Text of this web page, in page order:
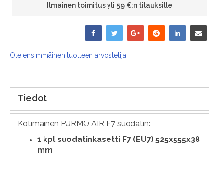
Ilmainen toimitus yli 59 €:n tilauksille
Ole ensimmäinen tuotteen arvostelija
Tiedot
Kotimainen PURMO AIR F7 suodatin:
1 kpl suodatinkasetti F7 (EU7) 525x555x38
mm